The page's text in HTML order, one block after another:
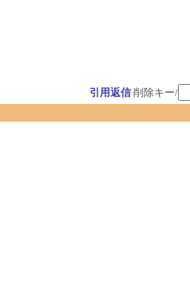
引用返信 削除キー/